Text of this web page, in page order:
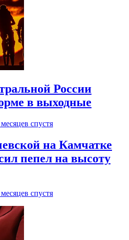
России
в выходные
спустя
на Камчатке
пепел на высоту
спустя